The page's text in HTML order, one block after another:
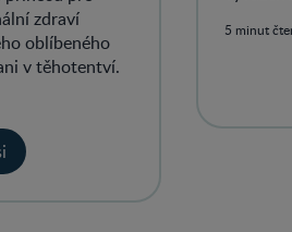
zdraví
oblíbeného
v těhotentví.
5 minut